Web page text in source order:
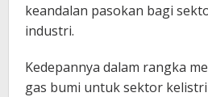
keandalan pasokan bagi
industri.
Kedepannya dalam rangka
gas bumi untuk sektor